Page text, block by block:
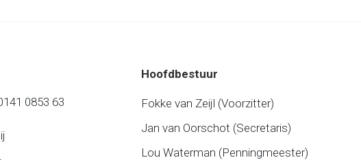
Hoofdbestuur
0853 63
Fokke van Zeijl (Voorzitter)
Jan van Oorschot (Secretaris)
Lou Waterman (Penningmeester)